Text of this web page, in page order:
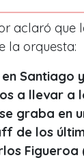
aclaró que
la orquesta:
Santiago
a llevar a
graba en
de los